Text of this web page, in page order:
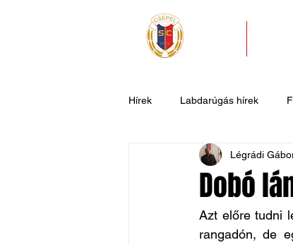
Hírek Labdarúgás hírek
U9 U7
Csepel SC II Általános
Dobó
Légrádi
Azt előre tudni
rangadón, de